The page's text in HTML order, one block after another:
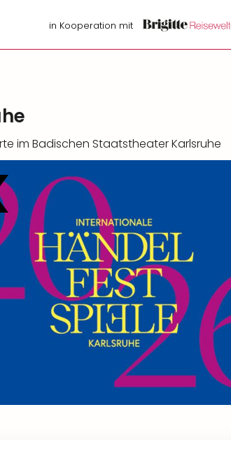
in Kooperation mit
im Badischen Staatstheater Karlsruhe